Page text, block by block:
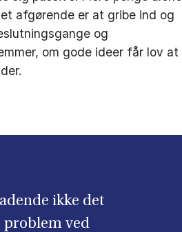
afgørende er at gribe ind og
og
om gode ideer får lov at
ikke det
ved